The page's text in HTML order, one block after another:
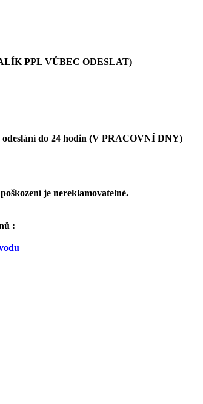
PPL VŮBEC ODESLAT)
odeslání do 24 hodin (V PRACOVNÍ DNY)
je nereklamovatelné.
: